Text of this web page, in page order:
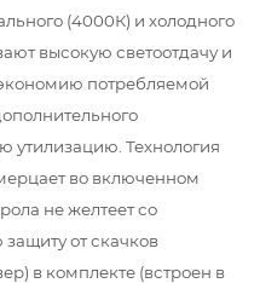
(4000К) и холодного
высокую светоотдачу и
потребляемой
утилизацию. Технология
во включенном
не желтеет со
от скачков
в комплекте (встроен в